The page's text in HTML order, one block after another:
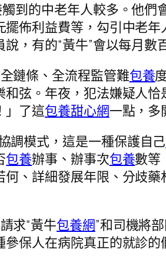
到的中老年人較多。他
佈利益費等，勾引中老年
，有的“黃牛”會以每月數
鏈條、全流程監管難包養
弦。年夜，犯法嫌疑人
」了這包養甜心網一點，多
調模式，這是一種保護自己
包養辦事、辦事次包養數等
、詳細發展年限、分歧
求“黃牛包養網”和司機將
保人在病院真正的就診的